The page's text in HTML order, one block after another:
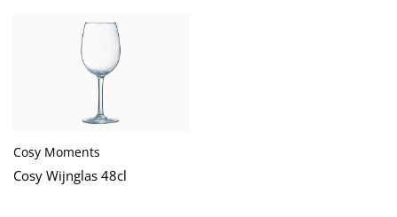
Cosy Moments
Cosy Wijnglas 48cl